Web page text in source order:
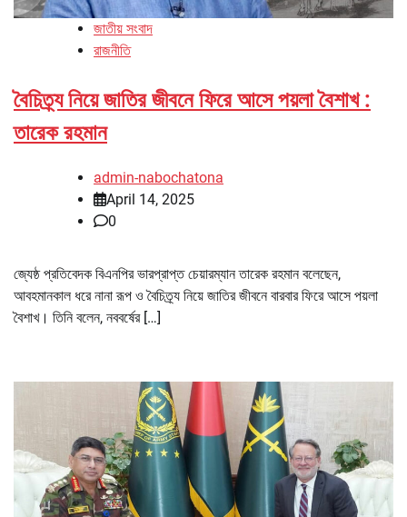
জাতীয় সংবাদ
রাজনীতি
বৈচিত্র্য নিয়ে জাতির জীবনে ফিরে আসে পয়লা বৈশাখ :
তারেক রহমান
admin-nabochatona
April 14, 2025
0
জ্যেষ্ঠ প্রতিবেদক বিএনপির ভারপ্রাপ্ত চেয়ারম্যান তারেক রহমান বলেছেন,
আবহমানকাল ধরে নানা রূপ ও বৈচিত্র্য নিয়ে জাতির জীবনে বারবার ফিরে আসে পয়লা
বৈশাখ। তিনি বলেন, নববর্ষের […]